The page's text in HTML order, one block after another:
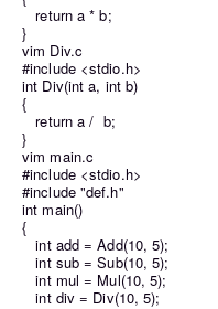
return a * b;
}
vim Div.c
#include <stdio.h>
int Div(int a, int b)
{
return a / b;
}
vim main.c
#include <stdio.h>
#include "def.h"
int main()
{
int add = Add(10, 5);
int sub = Sub(10, 5);
int mul = Mul(10, 5);
int div = Div(10, 5);